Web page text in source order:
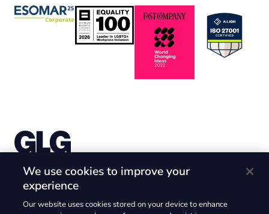
グループ）
〒105-6226 東京都港区愛宕2-5-1 愛宕グリーンヒルズ
MORIタワー26F
We use cookies to improve your
experience
Our website uses cookies stored on your device to enhance